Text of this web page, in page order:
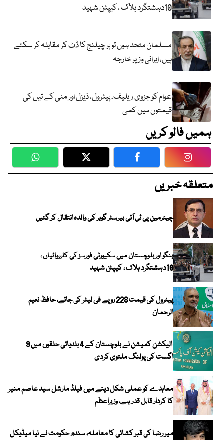
10دہشتگرد ہلاک ، کیپٹن شہید
مسلمان متحد ہوں تو ہر چیلنج کا ڈٹ کر مقابلہ کر سکتے
ہیں، ایرانی وزیر خارجہ
عوام کو جزوی ریلیف، پیٹرول، ڈیزل اور مٹی کے تیل کی
قیمتوں میں کمی
ہمیں فالو کریں
WhatsApp Twitter Facebook
متعلقہ خبریں
چیئرمین پی ٹی آئی بیرسٹر گوہر کی والدہ انتقال کر گئیں
ہنگو اور بلوچستان میں سکیورٹی فورسز کی کارروائیاں ،
10دہشتگرد ہلاک ، کیپٹن شہید
پیٹرول کی قیمت 228 روپے فی لیٹر کی جائے، حافظ نعیم
الرحمان
الیکشن کمیشن نے بلوچستان کے 4 بلدیاتی حلقوں میں 9
اگست کی پولنگ ملتوی کردی
معاہدے کو عملی شکل دینے میں فیلڈ مارشل سید عاصم منیر
کا کردار قابل قدر ہے، وزیراعظم
میر رضا کی قبر کشائی کا معاملہ، سندھ حکومت نے نیا میڈیکل